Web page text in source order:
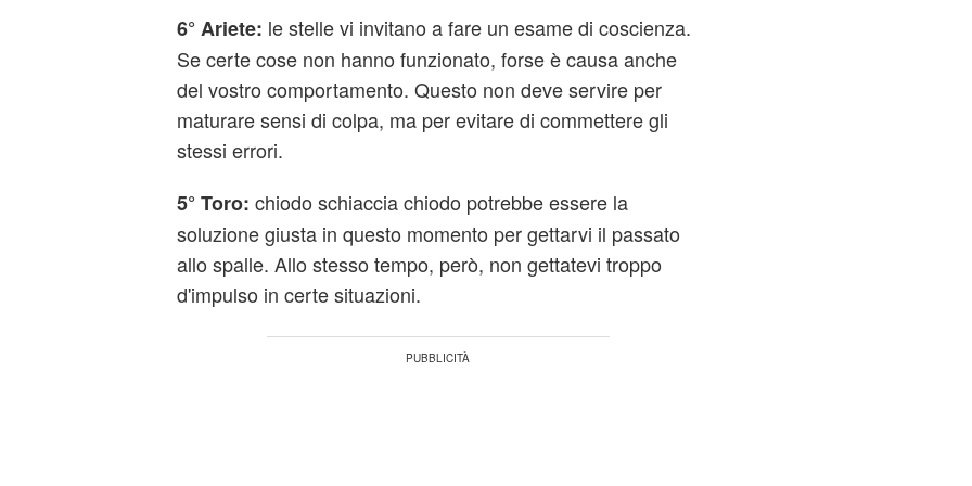
6° Ariete: le stelle vi invitano a fare un esame di coscienza.
Se certe cose non hanno funzionato, forse è causa anche
del vostro comportamento. Questo non deve servire per
maturare sensi di colpa, ma per evitare di commettere gli
stessi errori.
5° Toro: chiodo schiaccia chiodo potrebbe essere la
soluzione giusta in questo momento per gettarvi il passato
allo spalle. Allo stesso tempo, però, non gettatevi troppo
d'impulso in certe situazioni.